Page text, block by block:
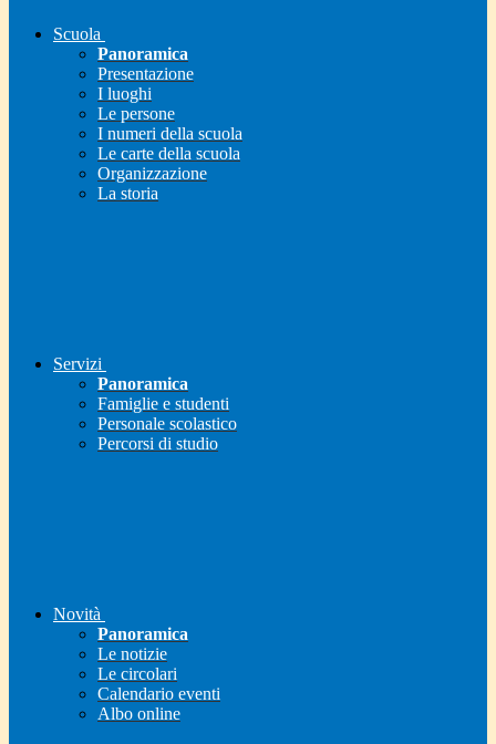
Scuola
Panoramica
Presentazione
I luoghi
Le persone
I numeri della scuola
Le carte della scuola
Organizzazione
La storia
Servizi
Panoramica
Famiglie e studenti
Personale scolastico
Percorsi di studio
Novità
Panoramica
Le notizie
Le circolari
Calendario eventi
Albo online